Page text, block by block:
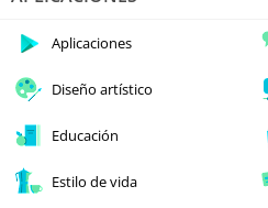
Aplicaciones
Diseño artístico
Educación
Estilo de vida